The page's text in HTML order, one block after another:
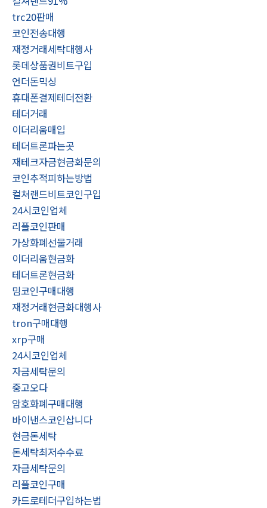
trc20판매
코인전송대행
재정거래세탁대행사
롯데상품권비트구입
언더돈믹싱
휴대폰결제테더전환
테더거래
이더리움매입
테더트론파는곳
재테크자금현금화문의
코인추적피하는방법
컬쳐랜드비트코인구입
24시코인업체
리플코인판매
가상화폐선물거래
이더리움현금화
테더트론현금화
밈코인구매대행
재정거래현금화대행사
tron구매대행
xrp구매
24시코인업체
자금세탁문의
중고오다
암호화폐구매대행
바이낸스코인삽니다
현금돈세탁
돈세탁최저수수료
자금세탁문의
리플코인구매
카드로테더구입하는법